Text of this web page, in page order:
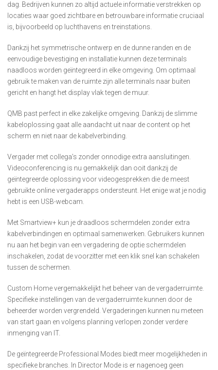
dag. Bedrijven kunnen zo altijd actuele informatie verstrekken op
locaties waar goed zichtbare en betrouwbare informatie cruciaal
is, bijvoorbeeld op luchthavens en treinstations.
Dankzij het symmetrische ontwerp en de dunne randen en de
eenvoudige bevestiging en installatie kunnen deze terminals
naadloos worden geïntegreerd in elke omgeving. Om optimaal
gebruik te maken van de ruimte zijn alle terminals naar buiten
gericht en hangt het display vlak tegen de muur.
QMB past perfect in elke zakelijke omgeving. Dankzij de slimme
kabeloplossing gaat alle aandacht uit naar de content op het
scherm en niet naar de kabelverbinding.
Vergader met collega’s zonder onnodige extra aansluitingen.
Videoconferencing is nu gemakkelijk dan ooit dankzij de
geïntegreerde oplossing voor videogesprekken die de meest
gebruikte online vergaderapps ondersteunt. Het enige wat je nodig
hebt is een USB-webcam.
Met Smartview+ kun je draadloos schermdelen zonder extra
kabelverbindingen en optimaal samenwerken. Gebruikers kunnen
nu aan het begin van een vergadering de optie schermdelen
inschakelen, zodat de voorzitter met een klik snel kan schakelen
tussen de schermen.
Custom Home vergemakkelijkt het beheer van de vergaderruimte.
Specifieke instellingen van de vergaderruimte kunnen door de
beheerder worden vergrendeld. Vergaderingen kunnen nu meteen
van start gaan en volgens planning verlopen zonder verdere
inmenging van IT.
De geïntegreerde Professional Modes biedt meer mogelijkheden in
specifieke branches. In Director Mode is er nagenoeg geen